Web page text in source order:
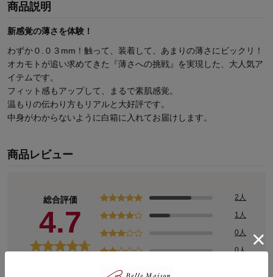
商品説明
新感覚の薄さを体験！
わずか０.０３mm！触って、装着して、あまりの薄さにビックリ！
オカモトが追い求めてきた『薄さへの挑戦』を実現した、大人気ア
イテムです。
フィット感もアップして、まるで素肌感覚。
温もりの伝わり方もリアルと大好評です。
中身がわからないように白箱に入れてお届けします。
商品レビュー
総合評価
4.7
2人
1人
0人
0人